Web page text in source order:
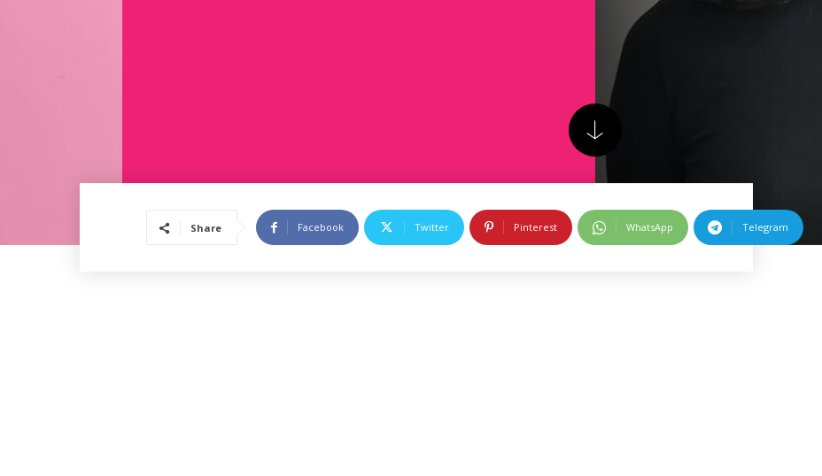
Share Facebook Twitter Pinterest WhatsApp Telegram